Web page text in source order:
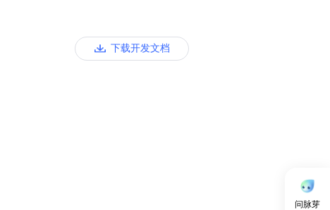
问脉芽
下载开发文档